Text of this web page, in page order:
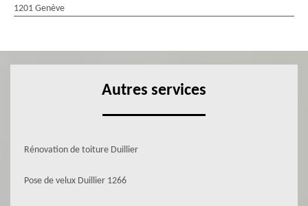
1201 Genève
Autres services
Rénovation de toiture Duillier
Pose de velux Duillier 1266